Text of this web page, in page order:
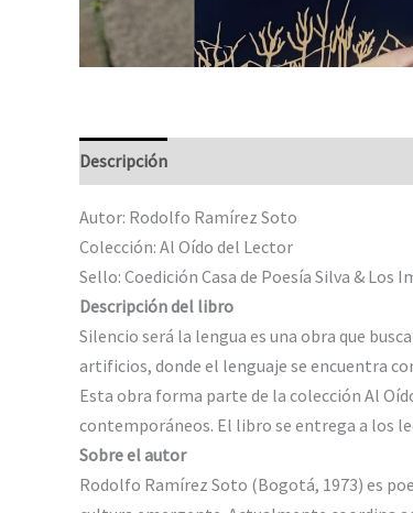
Descripción
Autor: Rodolfo Ramírez Soto
Colección: Al Oído del Lector
Sello: Coedición Casa de Poesía Silva & Los
Descripción del libro
Silencio será la lengua es una obra que
artificios, donde el lenguaje se encuentra
Esta obra forma parte de la colección Al
contemporáneos. El libro se entrega a los
Sobre el autor
Rodolfo Ramírez Soto (Bogotá, 1973) es